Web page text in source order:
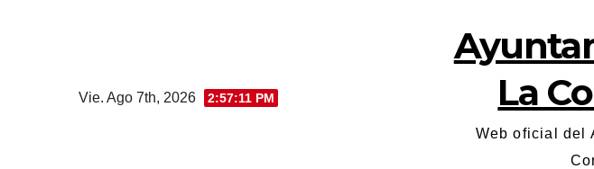
Vie. Ago 7th, 2026 2:57:12 PM
La
Web oficial del